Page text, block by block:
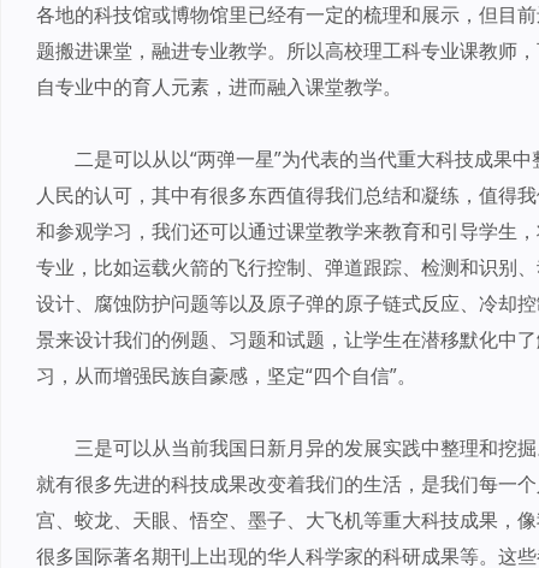
各地的科技馆或博物馆里已经有一定的梳理和展示，但目
题搬进课堂，融进专业教学。所以高校理工科专业课教师
自专业中的育人元素，进而融入课堂教学。
二是可以从以“两弹一星”为代表的当代重大科技成果
人民的认可，其中有很多东西值得我们总结和凝练，值得
和参观学习，我们还可以通过课堂教学来教育和引导学生
专业，比如运载火箭的飞行控制、弹道跟踪、检测和识别
设计、腐蚀防护问题等以及原子弹的原子链式反应、冷却
景来设计我们的例题、习题和试题，让学生在潜移默化中
习，从而增强民族自豪感，坚定“四个自信”。
三是可以从当前我国日新月异的发展实践中整理和挖
就有很多先进的科技成果改变着我们的生活，是我们每一
宫、蛟龙、天眼、悟空、墨子、大飞机等重大科技成果，
很多国际著名期刊上出现的华人科学家的科研成果等。这